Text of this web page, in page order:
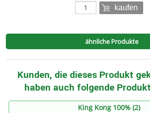
kaufen
ähnliche Produkte
Kunden, die dieses Produkt
haben auch folgende
King Kong 100% (2)